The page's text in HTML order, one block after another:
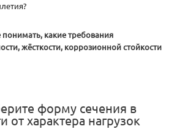
понимать, какие требования
жёсткости, коррозионной стойкости
форму сечения в
от характера нагрузок